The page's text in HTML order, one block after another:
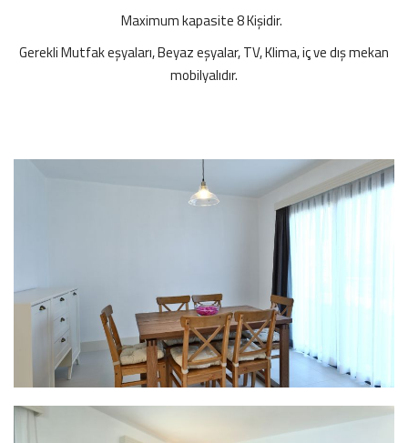
Maximum kapasite 8 Kişidir.
Gerekli Mutfak eşyaları, Beyaz eşyalar, TV, Klima, iç ve dış mekan
mobilyalıdır.